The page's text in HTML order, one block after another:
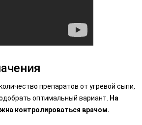
препаратов от угревой сыпи,
оптимальный вариант.
На
контролироваться врачом.